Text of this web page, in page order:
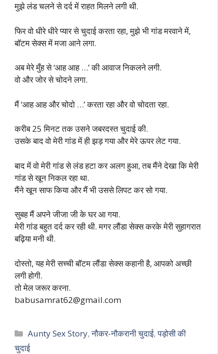
मुझे लंड चलने से दर्द में राहत मिलने लगी थी.
फिर वो धीरे धीरे प्यार से चुदाई करता रहा, मुझे भी गांड मरवाने में,
बॉटम सेक्स में मजा आने लगा.
अब मेरे मुँह से ‘आह आह …’ की आवाज निकलने लगी.
वो और जोर से चोदने लगा.
मैं ‘आह आह और चोदो …’ करता रहा और वो चोदता रहा.
करीब 25 मिनट तक उसने जबरदस्त चुदाई की.
उसके बाद वो मेरी गांड में ही झड़ गया और मेरे ऊपर लेट गया.
बाद में वो मेरी गांड से लंड हटा कर अलग हुआ, तब मैंने देखा कि मेरी
गांड से खून निकल रहा था.
मैंने खून साफ किया और मैं भी उससे लिपट कर सो गया.
सुबह मैं अपने जीजा जी के घर आ गया.
मेरी गांड बहुत दर्द कर रही थी. मगर लौंडा सेक्स करके मेरी सुहागरात
बढ़िया मनी थी.
दोस्तो, यह मेरी सच्ची बॉटम लौंडा सेक्स कहानी है, आपको अच्छी
लगी होगी.
तो मेल जरूर करना.
babusamrat62@gmail.com
Categories
Aunty Sex Story,नौकर-नौकरानी चुदाई,पड़ोसी की
चुदाई